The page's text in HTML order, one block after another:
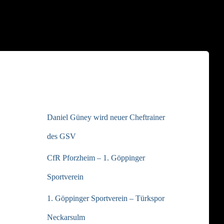
Daniel Güney wird neuer Cheftrainer
des GSV
CfR Pforzheim – 1. Göppinger
Sportverein
1. Göppinger Sportverein – Türkspor
Neckarsulm